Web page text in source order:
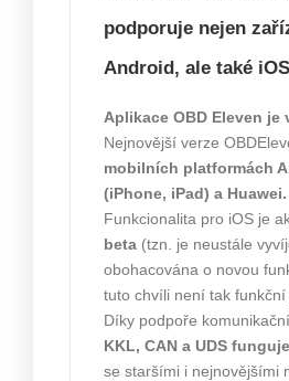
podporuje nejen
Android, ale také
Aplikace OBD Eleven je
Nejnovější verze
mobilních platformách
(iPhone, iPad) a Huawei.
Funkcionalita pro iOS je
beta (tzn. je neustále
obohacována o novou
tuto chvíli není tak funkční
Díky podpoře
KKL, CAN a UDS
se staršími i nejnovějšími